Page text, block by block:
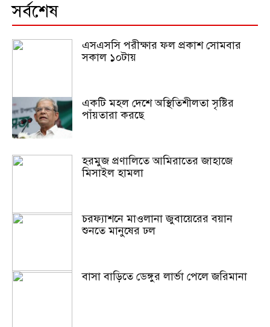
সর্বশেষ
এসএসসি পরীক্ষার ফল প্রকাশ সোমবার
সকাল ১০টায়
একটি মহল দেশে অস্থিতিশীলতা সৃষ্টির
পাঁয়তারা করছে
হরমুজ প্রণালিতে আমিরাতের জাহাজে
মিসাইল হামলা
চরফ্যাশনে মাওলানা জুবায়েরের বয়ান
শুনতে মানুষের ঢল
বাসা বাড়িতে ডেঙ্গুর লার্ভা পেলে জরিমানা